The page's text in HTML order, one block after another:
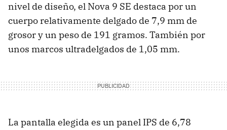
nivel de diseño, el Nova 9 SE destaca por un
cuerpo relativamente delgado de 7,9 mm de
grosor y un peso de 191 gramos. También por
unos marcos ultradelgados de 1,05 mm.
La pantalla elegida es un panel IPS de 6,78